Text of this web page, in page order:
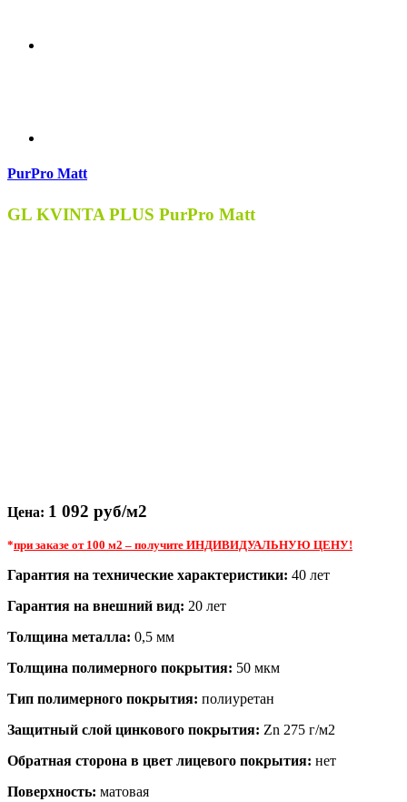
PurPro Matt
GL KVINTA PLUS PurPro Matt
Цена: 1 092 руб/м2
*при заказе от 100 м2 – получите ИНДИВИДУАЛЬНУЮ ЦЕНУ!
Гарантия на технические характеристики: 40 лет
Гарантия на внешний вид: 20 лет
Толщина металла: 0,5 мм
Толщина полимерного покрытия: 50 мкм
Тип полимерного покрытия: полиуретан
Защитный слой цинкового покрытия: Zn 275 г/м2
Обратная сторона в цвет лицевого покрытия: нет
Поверхность: матовая